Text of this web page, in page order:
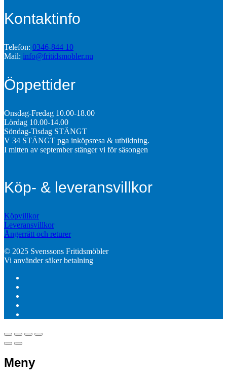
Kontaktinfo
Telefon: 0346-844 10
Mail: info@fritidsmobler.nu
Öppettider
Onsdag-Fredag 10.00-18.00
Lördag 10.00-14.00
Söndag-Tisdag STÄNGT
V 34 STÄNGT pga inköpsresa & utbildning.
I mitten av september stänger vi för säsongen
Köp- & leveransvillkor
Köpvillkor
Leveransvillkor
Ångerrätt och returer
© 2025 Svenssons Fritidsmöbler
Vi använder säker betalning
Meny